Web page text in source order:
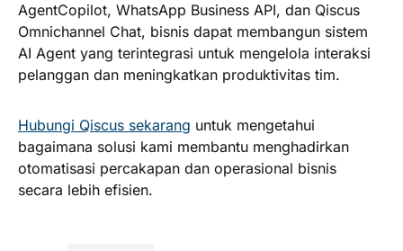
AgentCopilot, WhatsApp Business API, dan Qiscus
Omnichannel Chat, bisnis dapat membangun sistem
AI Agent yang terintegrasi untuk mengelola interaksi
pelanggan dan meningkatkan produktivitas tim.
Hubungi Qiscus sekarang untuk mengetahui
bagaimana solusi kami membantu menghadirkan
otomatisasi percakapan dan operasional bisnis
secara lebih efisien.